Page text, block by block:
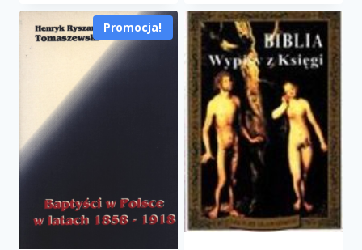
wynosiła:
14.90zł.
wynosi:
9.50zł.
Promocja!